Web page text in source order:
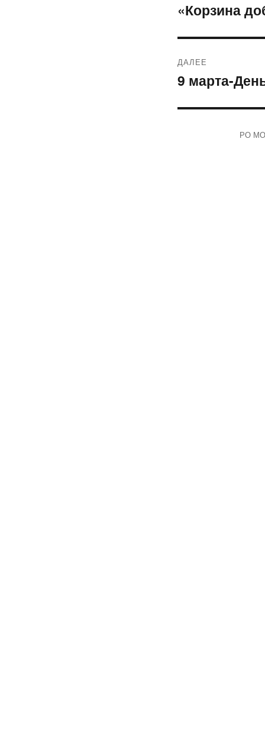
по
Предыдущая
«Корзина
ДАЛЕЕ
Следующая
9 марта-
РО